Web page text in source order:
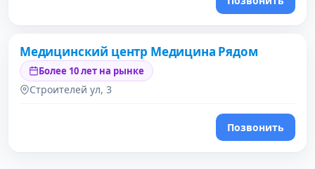
Медицинский центр Медицина Рядом
Более 10 лет на рынке
Строителей ул, 3
Позвонить